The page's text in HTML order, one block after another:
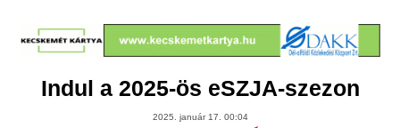
Indul a 2025-ös eSZJA-szezon
2025. január 17. 00:04